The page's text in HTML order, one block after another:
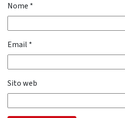
Nome *
Email *
Sito web